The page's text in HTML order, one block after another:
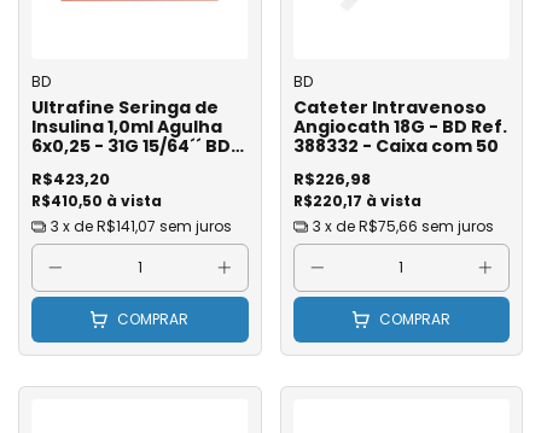
BD
Ultrafine Seringa de
Insulina 1,0ml Agulha
6x0,25 - 31G 15/64´´ BD
100
R$410,50 à vista
R$423,20
3 x deR$141,07 sem juros
COMPRAR
BD
Cateter Intravenoso
Angiocath 18G - BD Ref.
388332 - Caixa com 50
R$220,17 à vista
R$226,98
3 x deR$75,66 sem juros
COMPRAR